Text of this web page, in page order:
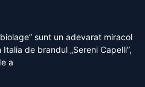
sunt un adevarat miracol
de brandul „Sereni Capelli”,
a